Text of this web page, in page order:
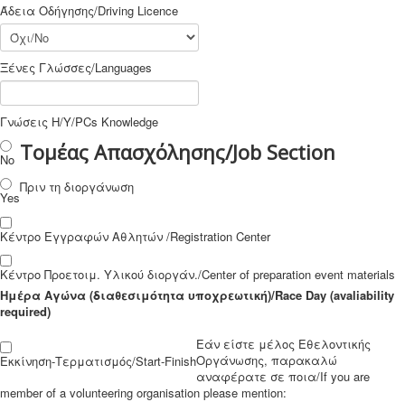
Άδεια Οδήγησης/Driving Licence
Ξένες Γλώσσες/Languages
Γνώσεις Η/Υ/PCs Knowledge
No
Yes
Τομέας Απασχόλησης/Job Section
Πριν τη διοργάνωση
Κέντρο Εγγραφών Αθλητών /Registration Center
Κέντρο Προετοιμ. Υλικού διοργάν./Center of preparation event materials
Ημέρα Αγώνα (διαθεσιμότητα υποχρεωτική)/Race Day (avaliability
required)
Εκκίνηση-Τερματισμός/Start-Finish
Εάν είστε μέλος Εθελοντικής
Οργάνωσης, παρακαλώ
αναφέρατε σε ποια/If you are
member of a volunteering organisation please mention: